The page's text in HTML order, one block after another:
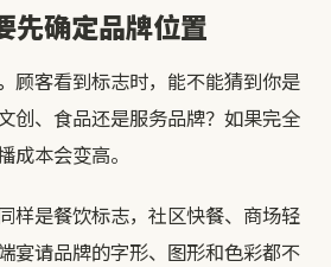
先确定品牌位置
顾客看到标志时，能不能猜到你是
创、食品还是服务品牌？如果完全
成本会变高。
样是餐饮标志，社区快餐、商场轻
宴请品牌的字形、图形和色彩都不